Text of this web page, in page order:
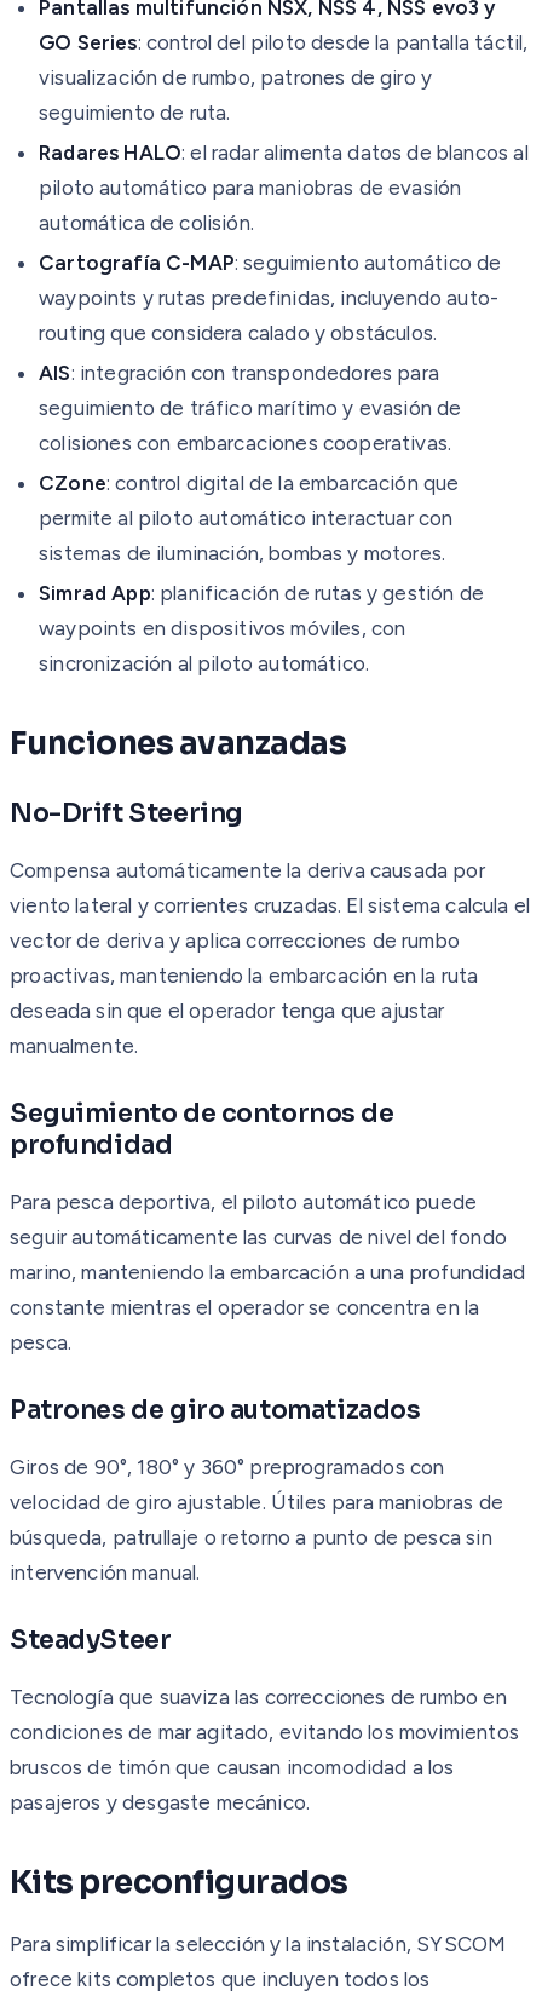
Pantallas multifunción NSX, NSS 4, NSS evo3 y
GO Series: control del piloto desde la pantalla táctil,
visualización de rumbo, patrones de giro y
seguimiento de ruta.
Radares HALO: el radar alimenta datos de blancos al
piloto automático para maniobras de evasión
automática de colisión.
Cartografía C-MAP: seguimiento automático de
waypoints y rutas predefinidas, incluyendo auto-
routing que considera calado y obstáculos.
AIS: integración con transpondedores para
seguimiento de tráfico marítimo y evasión de
colisiones con embarcaciones cooperativas.
CZone: control digital de la embarcación que
permite al piloto automático interactuar con
sistemas de iluminación, bombas y motores.
Simrad App: planificación de rutas y gestión de
waypoints en dispositivos móviles, con
sincronización al piloto automático.
Funciones avanzadas
No-Drift Steering
Compensa automáticamente la deriva causada por
viento lateral y corrientes cruzadas. El sistema calcula el
vector de deriva y aplica correcciones de rumbo
proactivas, manteniendo la embarcación en la ruta
deseada sin que el operador tenga que ajustar
manualmente.
Seguimiento de contornos de
profundidad
Para pesca deportiva, el piloto automático puede
seguir automáticamente las curvas de nivel del fondo
marino, manteniendo la embarcación a una profundidad
constante mientras el operador se concentra en la
pesca.
Patrones de giro automatizados
Giros de 90°, 180° y 360° preprogramados con
velocidad de giro ajustable. Útiles para maniobras de
búsqueda, patrullaje o retorno a punto de pesca sin
intervención manual.
SteadySteer
Tecnología que suaviza las correcciones de rumbo en
condiciones de mar agitado, evitando los movimientos
bruscos de timón que causan incomodidad a los
pasajeros y desgaste mecánico.
Kits preconfigurados
Para simplificar la selección y la instalación, SYSCOM
ofrece kits completos que incluyen todos los